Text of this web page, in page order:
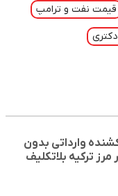
قیمت نفت و ترامپ
تا ۱۰۰۰۰ کشنده وارداتی بدون
ترکیه بلاتکلیف